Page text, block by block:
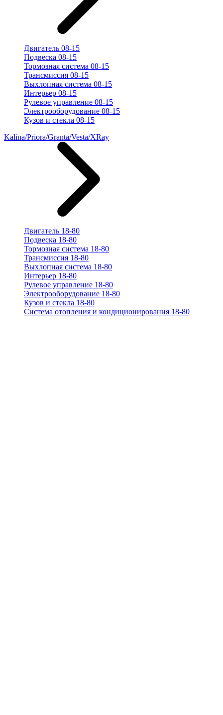
Двигатель 08-15
Подвеска 08-15
Тормозная система 08-15
Трансмиссия 08-15
Выхлопная система 08-15
Интерьер 08-15
Рулевое управление 08-15
Электрооборудование 08-15
Кузов и стекла 08-15
Kalina/Priora/Granta/Vesta/XRay
Двигатель 18-80
Подвеска 18-80
Тормозная система 18-80
Трансмиссия 18-80
Выхлопная система 18-80
Интерьер 18-80
Рулевое управление 18-80
Электрооборудование 18-80
Кузов и стекла 18-80
Система отопления и кондиционирования 18-80